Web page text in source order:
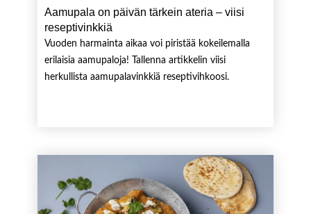
Aamupala on päivän tärkein ateria – viisi
reseptivinkkiä
Vuoden harmainta aikaa voi piristää kokeilemalla
erilaisia aamupaloja! Tallenna artikkelin viisi
herkullista aamupalavinkkiä reseptivihkoosi.